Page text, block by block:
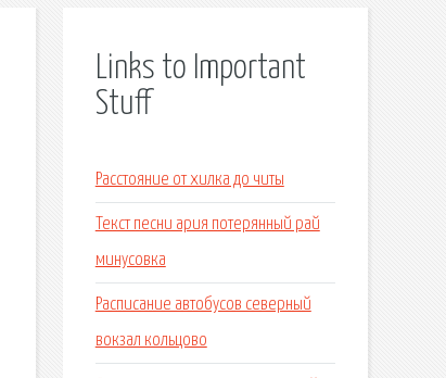
Links to Important
Stuff
Расстояние от хилка до читы
Текст песни ария потерянный рай
минусовка
Расписание автобусов северный
вокзал кольцово